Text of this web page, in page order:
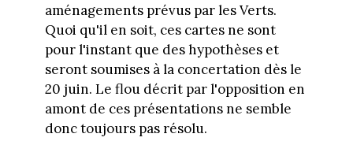
aménagements prévus par les Verts.
Quoi qu'il en soit, ces cartes ne sont
pour l'instant que des hypothèses et
seront soumises à la concertation dès le
20 juin. Le flou décrit par l'opposition en
amont de ces présentations ne semble
donc toujours pas résolu.